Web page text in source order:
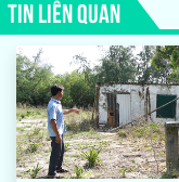
TIN LIÊN QUAN